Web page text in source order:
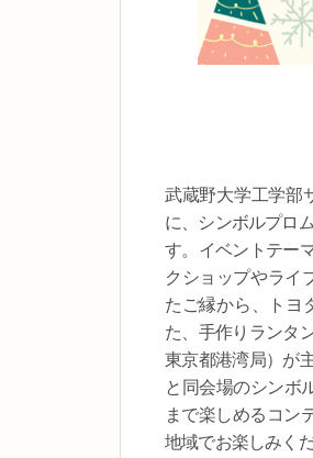
武蔵野大学工学部
に、シンボルプロ
す。イベントテー
クショップやライ
たご縁から、トヨ
た、手作りランタ
東京都港湾局）が
と同会場のシンボ
まで楽しめるコン
地域でお楽しみくだ